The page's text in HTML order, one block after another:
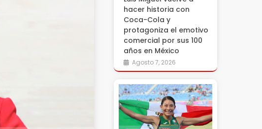
hacer historia con
Coca-Cola y
protagoniza el emotivo
comercial por sus 100
años en México
Agosto 7, 2026